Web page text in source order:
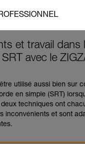
et travail dans
avec le
utilisé aussi bien sur
en simple (SRT)
deux techniques ont
inconvénients et sont